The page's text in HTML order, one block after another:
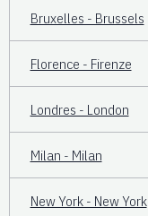
Bruxelles - Brussels
Florence - Firenze
Londres - London
Milan - Milan
New York - New York